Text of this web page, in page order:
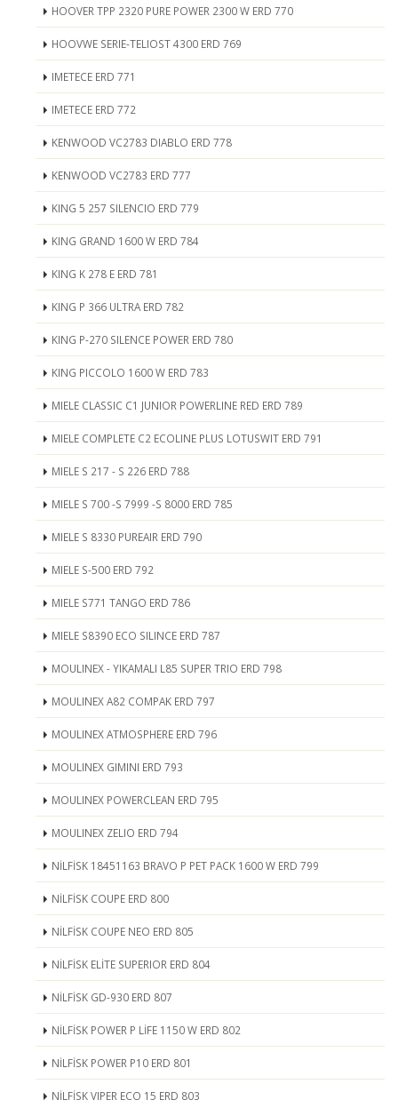
HOOVER TPP 2320 PURE POWER 2300 W ERD 770
HOOVWE SERIE-TELIOST 4300 ERD 769
IMETECE ERD 771
IMETECE ERD 772
KENWOOD VC2783 DIABLO ERD 778
KENWOOD VC2783 ERD 777
KING 5 257 SILENCIO ERD 779
KING GRAND 1600 W ERD 784
KING K 278 E ERD 781
KING P 366 ULTRA ERD 782
KING P-270 SILENCE POWER ERD 780
KING PICCOLO 1600 W ERD 783
MIELE CLASSIC C1 JUNIOR POWERLINE RED ERD 789
MIELE COMPLETE C2 ECOLINE PLUS LOTUSWIT ERD 791
MIELE S 217 - S 226 ERD 788
MIELE S 700 -S 7999 -S 8000 ERD 785
MIELE S 8330 PUREAIR ERD 790
MIELE S-500 ERD 792
MIELE S771 TANGO ERD 786
MIELE S8390 ECO SILINCE ERD 787
MOULINEX - YIKAMALI L85 SUPER TRIO ERD 798
MOULINEX A82 COMPAK ERD 797
MOULINEX ATMOSPHERE ERD 796
MOULINEX GIMINI ERD 793
MOULINEX POWERCLEAN ERD 795
MOULINEX ZELIO ERD 794
NİLFİSK 18451163 BRAVO P PET PACK 1600 W ERD 799
NİLFİSK COUPE ERD 800
NİLFİSK COUPE NEO ERD 805
NİLFİSK ELİTE SUPERIOR ERD 804
NİLFİSK GD-930 ERD 807
NİLFİSK POWER P LİFE 1150 W ERD 802
NİLFİSK POWER P10 ERD 801
NİLFİSK VIPER ECO 15 ERD 803